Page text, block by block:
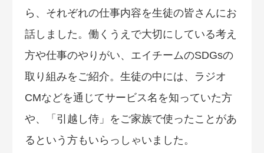
ら、それぞれの仕事内容を生徒の皆さんにお
話しました。働くうえで大切にしている考え
方や仕事のやりがい、エイチームのSDGsの
取り組みをご紹介。生徒の中には、ラジオ
CMなどを通じてサービス名を知っていた方
や、「引越し侍」をご家族で使ったことがあ
るという方もいらっしゃいました。